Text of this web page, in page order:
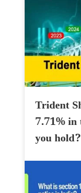
Trident
7.71% in
you hold?